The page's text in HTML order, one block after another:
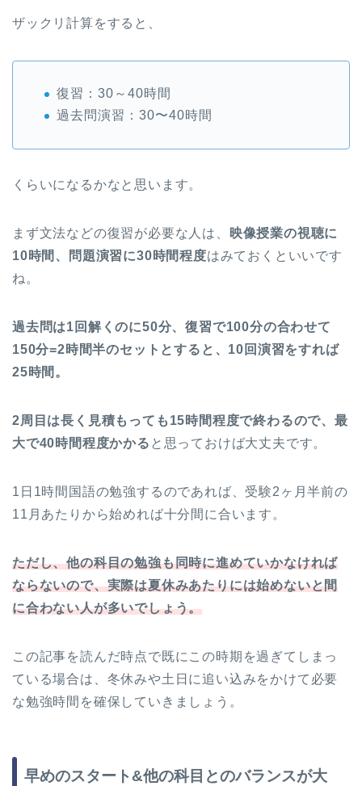
ザックリ計算をすると、
復習：30～40時間
過去問演習：30〜40時間
くらいになるかなと思います。
まず文法などの復習が必要な人は、
映像授業の視聴に
10時間、問題演習に30時間程度はみておくといいです
ね。
過去問は1回解くのに50分、復習で100分の合わせて
150分=2時間半のセットとすると、10回演習をすれば
25時間。
2周目は長く見積もっても15時間程度で終わるので、最
大で40時間程度かかる と思っておけば大丈夫です。
1日1時間国語の勉強するのであれば、受験2ヶ月半前の
11月あたりから始めれば十分間に合います。
ただし、他の科目の勉強も同時に進めていかなければ
ならないので、実際は夏休みあたりには始めないと間
に合わない人が多いでしょう。
この記事を読んだ時点で既にこの時期を過ぎてしまっ
ている場合は、冬休みや土日に追い込みをかけて必要
な勉強時間を確保していきましょう。
早めのスタート&他の科目とのバランスが大